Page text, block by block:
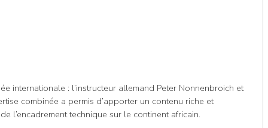
internationale : l’instructeur allemand Peter Nonnenbroich et
combinée a permis d’apporter un contenu riche et
l’encadrement technique sur le continent africain.